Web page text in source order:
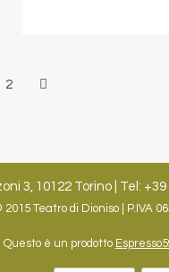
2
3, 10122 Torino | Tel: +39
Teatro di Dioniso | P.IVA
Questo è un prodotto